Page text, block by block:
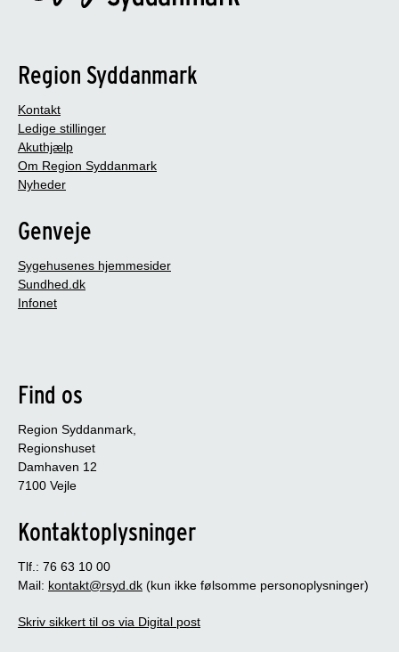
Region Syddanmark
Kontakt
Ledige stillinger
Akuthjælp
Om Region Syddanmark
Nyheder
Genveje
Sygehusenes hjemmesider
Sundhed.dk
Infonet
Find os
Region Syddanmark,
Regionshuset
Damhaven 12
7100 Vejle
Kontaktoplysninger
Tlf.: 76 63 10 00
Mail: kontakt@rsyd.dk (kun ikke følsomme personoplysninger)
Skriv sikkert til os via Digital post